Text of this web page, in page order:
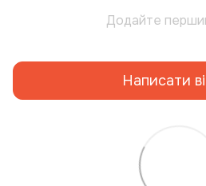
Додайте
Написати